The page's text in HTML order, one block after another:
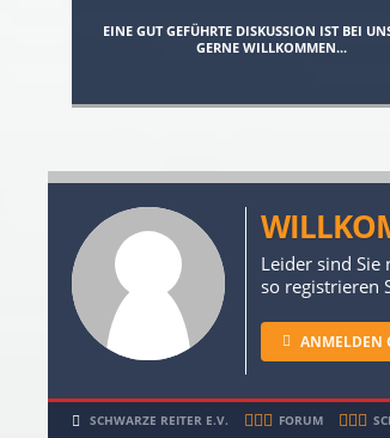
EINE GUT GEFÜHRTE DISKUSSION IST BEI
GERNE WILLKOMMEN...
Leider sind
so registrieren
ANMELDEN
SCHWARZE REITER E.V. FORUM